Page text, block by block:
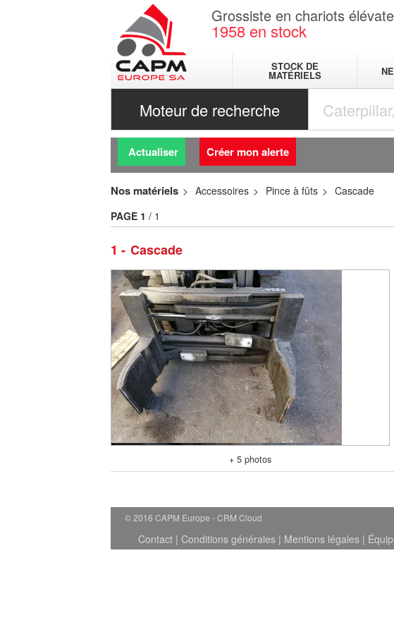
Grossiste en chariots
1958 en stock
STOCK DE
MATÉRIELS
Moteur de recherche
Actualiser Créer mon alerte
Nos matériels Accessoires Pince à fûts Cascade
1 Cascade
PAGE 1 / 1
+ 5 photos
© 2016 CAPM Europe CRM Cloud
Contact| Conditions générales| Mentions légales|